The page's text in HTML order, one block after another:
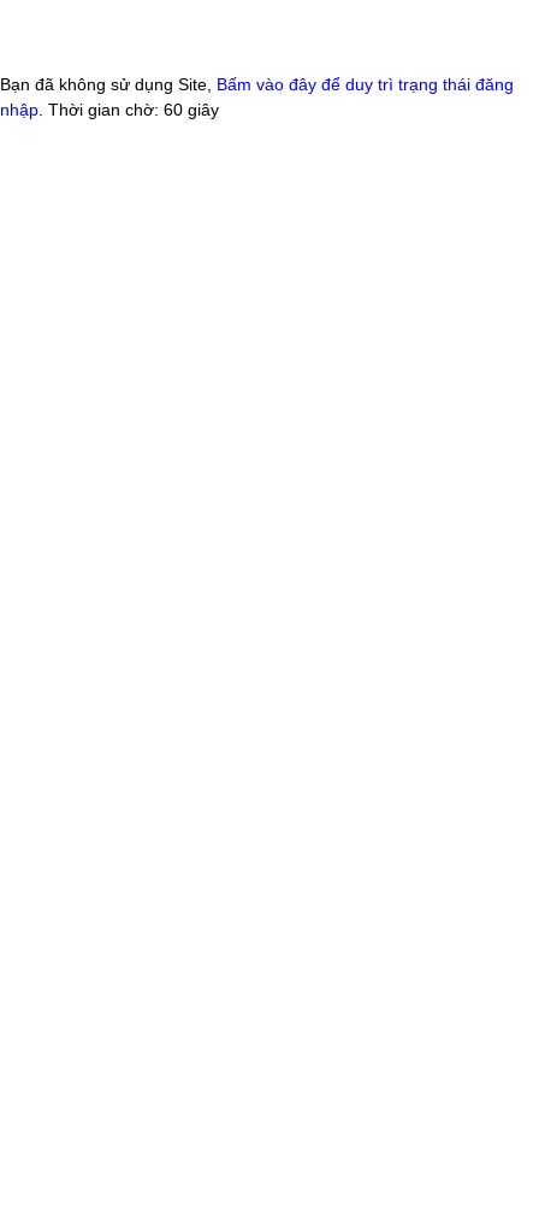
Bạn đã không sử dụng Site, Bấm vào đây để duy trì trạng thái đăng
nhập . Thời gian chờ: 60 giây